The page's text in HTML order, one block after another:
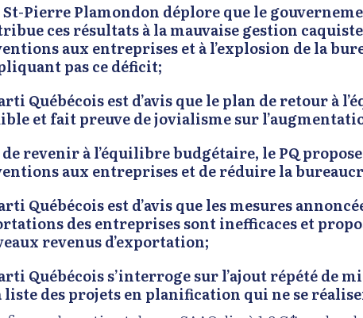
St-Pierre Plamondon déplore que le
ces résultats à la mauvaise gestion
aux entreprises et à l’explosion de la
pas ce déficit;
Québécois est d’avis que le plan de retour à
et fait preuve de jovialisme sur
revenir à l’équilibre budgétaire, le PQ
aux entreprises et de réduire la
Québécois est d’avis que les mesures
des entreprises sont inefficaces et
revenus d’exportation;
Québécois s’interroge sur l’ajout répété de
liste des projets en planification qui ne se